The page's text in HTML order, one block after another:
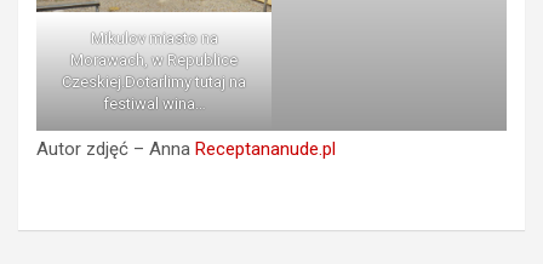
Mikulov miasto na
Morawach, w Republice
Czeskiej.Dotarlimy tutaj na
festiwal wina…
Autor zdjęć – Anna Receptananude.pl